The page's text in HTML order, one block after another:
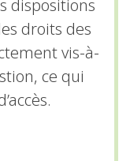
dispositions
droits des
vis-à-
ce qui